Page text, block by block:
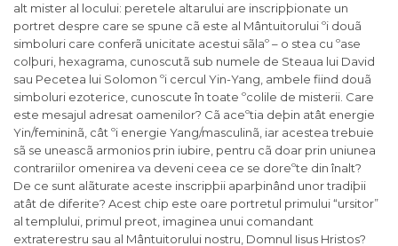
alt mister al locului: peretele altarului are inscripþionate un
portret despre care se spune cã este al Mântuitorului ºi douã
simboluri care conferã unicitate acestui sãlaº – o stea cu ºase
colþuri, hexagrama, cunoscutã sub numele de Steaua lui David
sau Pecetea lui Solomon ºi cercul Yin-Yang, ambele fiind douã
simboluri ezoterice, cunoscute în toate ºcolile de misterii. Care
este mesajul adresat oamenilor? Cã aceºtia deþin atât energie
Yin/femininã, cât ºi energie Yang/masculinã, iar acestea trebuie
sã se uneascã armonios prin iubire, pentru cã doar prin uniunea
contrariilor omenirea va deveni ceea ce se doreºte din înalt?
De ce sunt alãturate aceste inscripþii aparþinând unor tradiþii
atât de diferite? Acest chip este oare portretul primului “ursitor”
al templului, primul preot, imaginea unui comandant
extraterestru sau al Mântuitorului nostru, Domnul Iisus Hristos?